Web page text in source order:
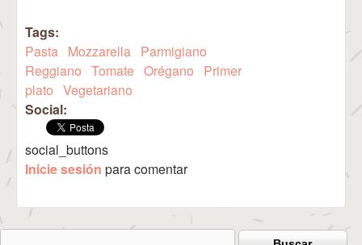
Tags:
Pasta Mozzarella Parmigiano
Reggiano Tomate Orégano
Primer
plato Vegetariano
Social:
social_buttons
Inicie sesión para comentar